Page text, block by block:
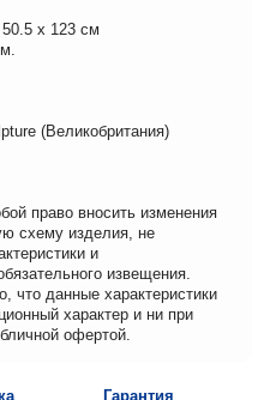
x 123 см
(Великобритания)
право вносить изменения
схему изделия, не
и
извещения.
данные характеристики
характер и ни при
офертой.
Гарантия